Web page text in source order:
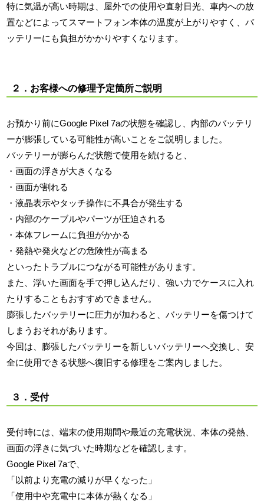
特に気温が高い時期は、屋外での使用や直射日光、車内への放
置などによってスマートフォン本体の温度が上がりやすく、バ
ッテリーにも負担がかかりやすくなります。
２．お客様への修理予定箇所ご説明
お預かり前にGoogle Pixel 7aの状態を確認し、内部のバッテリ
ーが膨張している可能性が高いことをご説明しました。
バッテリーが膨らんだ状態で使用を続けると、
・画面の浮きが大きくなる
・画面が割れる
・液晶表示やタッチ操作に不具合が発生する
・内部のケーブルやパーツが圧迫される
・本体フレームに負担がかかる
・発熱や発火などの危険性が高まる
といったトラブルにつながる可能性があります。
また、浮いた画面を手で押し込んだり、強い力でケースに入れ
たりすることもおすすめできません。
膨張したバッテリーに圧力が加わると、バッテリーを傷つけて
しまうおそれがあります。
今回は、膨張したバッテリーを新しいバッテリーへ交換し、安
全に使用できる状態へ復旧する修理をご案内しました。
３．受付
受付時には、端末の使用期間や最近の充電状況、本体の発熱、
画面の浮きに気づいた時期などを確認します。
Google Pixel 7aで、
「以前より充電の減りが早くなった」
「使用中や充電中に本体が熱くなる」